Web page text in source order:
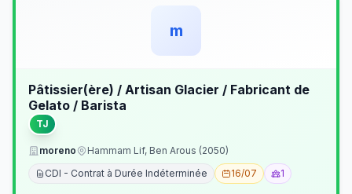
m
Pâtissier(ère) / Artisan Glacier / Fabricant de
Gelato / Barista
TJ
moreno
Hammam Lif, Ben Arous (2050)
CDI - Contrat à Durée Indéterminée
16/07 1